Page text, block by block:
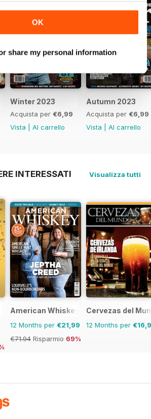
OK
share my personal information
Winter 2023
Acquista per €6,99
Vista
Al carrello
Autumn 2023
Acquista per €6,99
Vista
Al carrello
INTERESSATI
Visualizza tutti
American Whiskey Magazine
12 Months per €21,99
€71.94 Risparmio 69%
Cervezas del
12 Months per